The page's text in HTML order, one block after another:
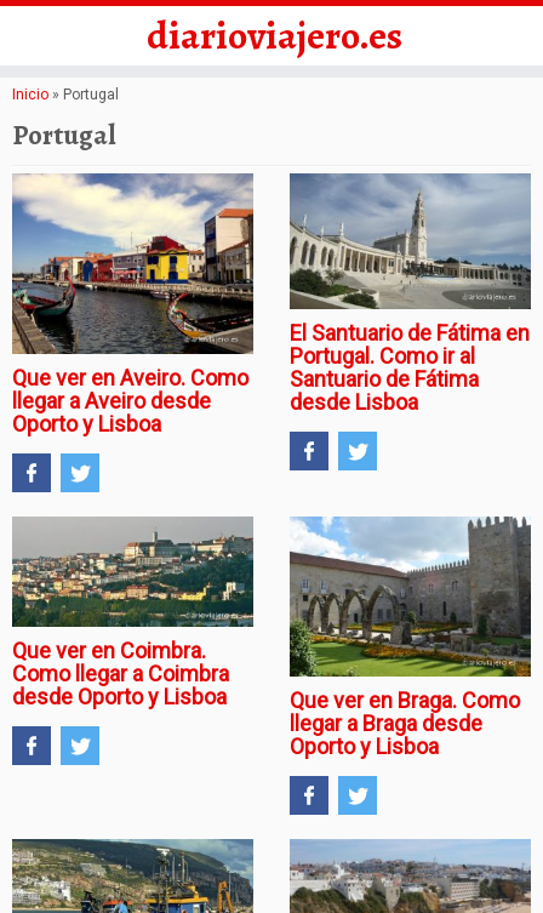
Saltar
al
contenido
diarioviajero.es
Inicio » Portugal
Portugal
Que ver en Aveiro. Como
llegar a Aveiro desde
Oporto y Lisboa
El Santuario de Fátima en
Portugal. Como ir al
Santuario de Fátima
desde Lisboa
Que ver en Coimbra.
Como llegar a Coimbra
desde Oporto y Lisboa
Que ver en Braga. Como
llegar a Braga desde
Oporto y Lisboa